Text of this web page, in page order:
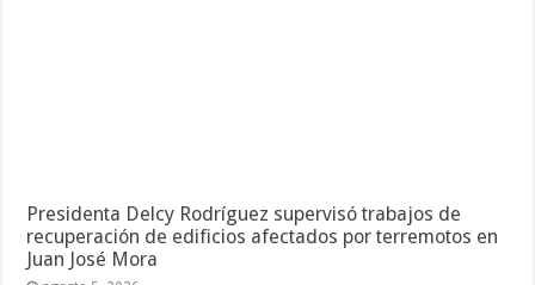
Presidenta Delcy Rodríguez supervisó trabajos de
recuperación de edificios afectados por terremotos en
Juan José Mora